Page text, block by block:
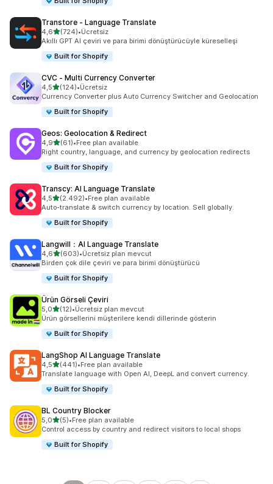
Transtore ‑ Language Translate
4,65 yıldız üzerinden
(724)
toplam 724 değerlendirme
•Ücretsiz
Akıllı GPT AI çeviri ve para birimi dönüştürücüyle küreselleşi
Built for Shopify
CVC ‑ Multi Currency Converter
4,55 yıldız üzerinden
(124)
toplam 124 değerlendirme
•Ücretsiz
Currency Converter plus Auto Currency Switcher and Geolocation
Built for Shopify
Geos: Geolocation & Redirect
4,95 yıldız üzerinden
(61)
toplam 61 değerlendirme
•Free plan available
Right country, language, and currency by geolocation redirects
Built for Shopify
Transcy: AI Language Translate
4,55 yıldız üzerinden
(2.492)
toplam 2492 değerlendirme
•Free plan available
Auto-translate & switch currency by location. Sell globally.
Built for Shopify
Langwill：AI Language Translate
4,65 yıldız üzerinden
(603)
toplam 603 değerlendirme
•Ücretsiz plan mevcut
Birden çok dile çeviri ve para birimi dönüştürücü
Built for Shopify
Ürün Görseli Çeviri
5,05 yıldız üzerinden
(12)
toplam 12 değerlendirme
•Ücretsiz plan mevcut
Ürün görsellerini müşterilere kendi dillerinde gösterin
Built for Shopify
LangShop AI Language Translate
4,55 yıldız üzerinden
(441)
toplam 441 değerlendirme
•Free plan available
Translate language with Open AI, DeepL and convert currency.
Built for Shopify
BL Country Blocker
5,05 yıldız üzerinden
(5)
toplam 5 değerlendirme
•Free plan available
Control access by country and redirect visitors to local shops
Built for Shopify